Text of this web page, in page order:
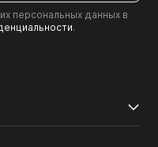
персональных данных в
.